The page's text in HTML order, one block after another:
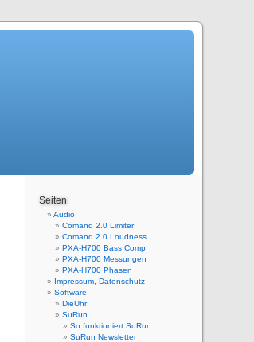
Seiten
Audio
Comand 2.0 Limiter
Comand 2.0 Loudness
PXA-H700 Bass Comp
PXA-H700 Messungen
PXA-H700 Phasen
Impressum, Datenschutz
Software
DieUhr
SuRun
So funktioniert SuRun
SuRun Newsletter